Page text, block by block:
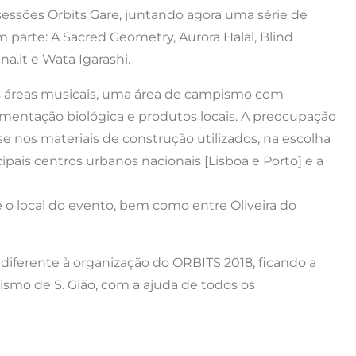
Orbits Gare, juntando agora uma série de
A Sacred Geometry, Aurora Halal, Blind
e Wata Igarashi.
musicais, uma área de campismo com
biológica e produtos locais. A preocupação
nos materiais de construção utilizados, na escolha
centros urbanos nacionais [Lisboa e Porto] e a
local do evento, bem como entre Oliveira do
à organização do ORBITS 2018, ficando a
de S. Gião, com a ajuda de todos os